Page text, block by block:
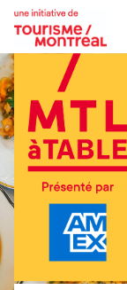
Aller au contenu